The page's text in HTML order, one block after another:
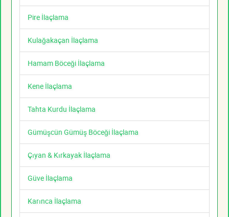
Pire İlaçlama
Kulağakaçan İlaçlama
Hamam Böceği İlaçlama
Kene İlaçlama
Tahta Kurdu İlaçlama
Gümüşcün Gümüş Böceği İlaçlama
Çıyan & Kırkayak İlaçlama
Güve İlaçlama
Karınca İlaçlama